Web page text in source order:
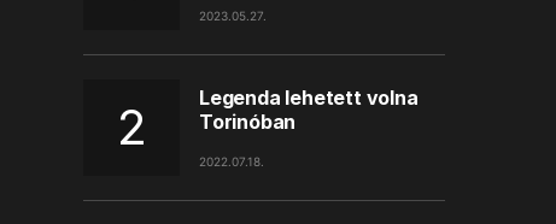
2023.05.27.
Legenda lehetett volna
Torinóban
2022.07.18.